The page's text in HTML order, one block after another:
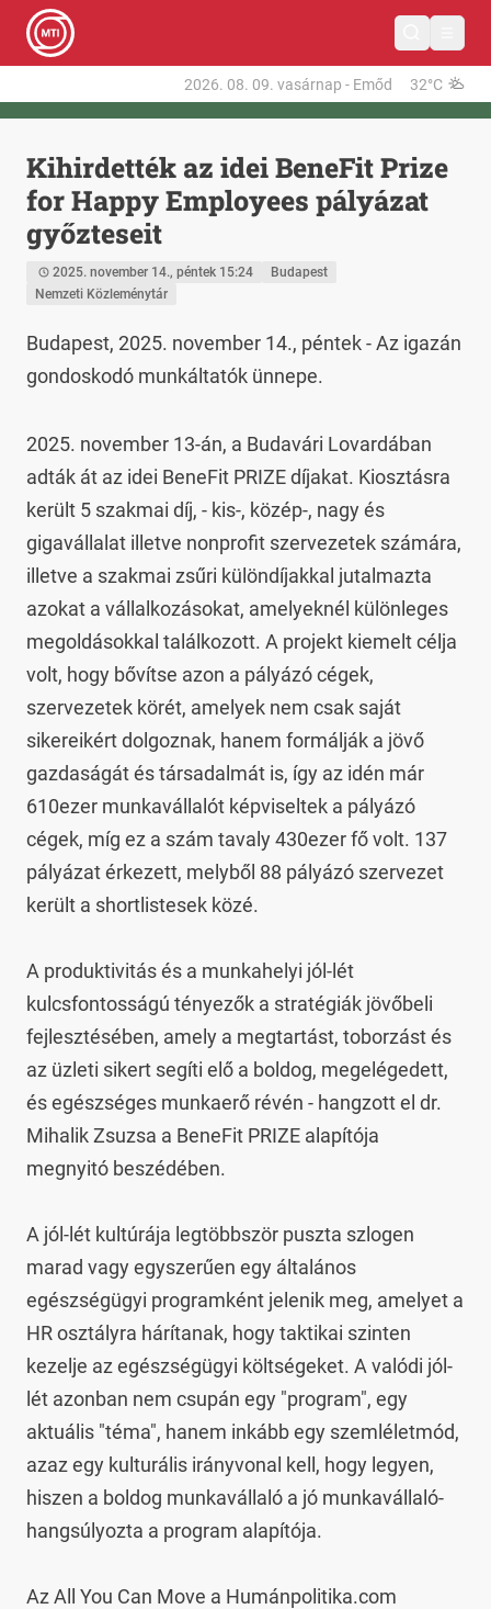
2026. 08. 09. vasárnap - Emőd 32°C
Kihirdették az idei BeneFit Prize
for Happy Employees pályázat
győzteseit
2025. november 14., péntek 15:24
Budapest
Nemzeti Közleménytár
Budapest, 2025. november 14., péntek - Az igazán
gondoskodó munkáltatók ünnepe.
2025. november 13-án, a Budavári Lovardában
adták át az idei BeneFit PRIZE díjakat. Kiosztásra
került 5 szakmai díj, - kis-, közép-, nagy és
gigavállalat illetve nonprofit szervezetek számára,
illetve a szakmai zsűri különdíjakkal jutalmazta
azokat a vállalkozásokat, amelyeknél különleges
megoldásokkal találkozott. A projekt kiemelt célja
volt, hogy bővítse azon a pályázó cégek,
szervezetek körét, amelyek nem csak saját
sikereikért dolgoznak, hanem formálják a jövő
gazdaságát és társadalmát is, így az idén már
610ezer munkavállalót képviseltek a pályázó
cégek, míg ez a szám tavaly 430ezer fő volt. 137
pályázat érkezett, melyből 88 pályázó szervezet
került a shortlistesek közé.
A produktivitás és a munkahelyi jól-lét
kulcsfontosságú tényezők a stratégiák jövőbeli
fejlesztésében, amely a megtartást, toborzást és
az üzleti sikert segíti elő a boldog, megelégedett,
és egészséges munkaerő révén - hangzott el dr.
Mihalik Zsuzsa a BeneFit PRIZE alapítója
megnyitó beszédében.
A jól-lét kultúrája legtöbbször puszta szlogen
marad vagy egyszerűen egy általános
egészségügyi programként jelenik meg, amelyet a
HR osztályra hárítanak, hogy taktikai szinten
kezelje az egészségügyi költségeket. A valódi jól-
lét azonban nem csupán egy "program", egy
aktuális "téma", hanem inkább egy szemléletmód,
azaz egy kulturális irányvonal kell, hogy legyen,
hiszen a boldog munkavállaló a jó munkavállaló-
hangsúlyozta a program alapítója.
Az All You Can Move a Humánpolitika.com